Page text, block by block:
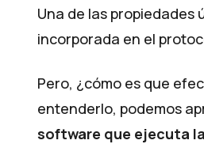
Una de las propiedades
incorporada en el
Pero, ¿cómo es que
entenderlo, podemos
software que ejecuta